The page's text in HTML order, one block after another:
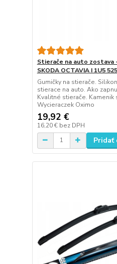
Stierače na auto zostava
SKODA OCTAVIA I 1U5
Gumičky na stierače.
stierace na auto. Ako
Kvalitné stierače.
Wycieraczek Oximo
19,92 €
16,20 € bez DPH
Pridať